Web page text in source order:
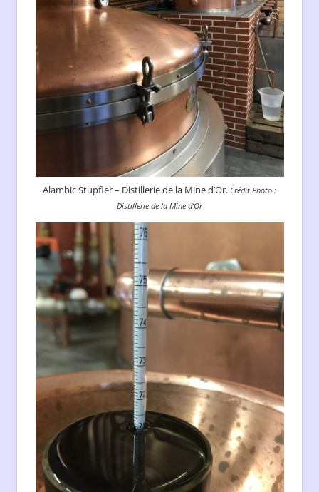
Alambic Stupfler – Distillerie de la Mine d’Or. Crédit Photo :
Distillerie de la Mine d’Or